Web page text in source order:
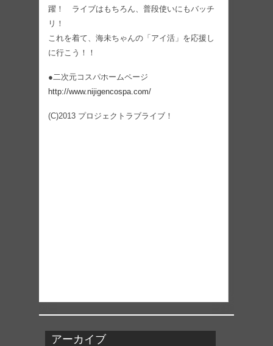
躍！ ライブはもちろん、普段使いにもバッチ
リ！
これを着て、海未ちゃんの「アイ活」を応援し
に行こう！！
●二次元コスパホームページ
http://www.nijigencospa.com/
(C)2013 プロジェクトラブライブ！
アーカイブ